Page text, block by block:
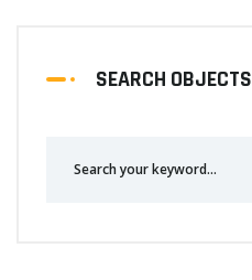
SEARCH OBJECTS